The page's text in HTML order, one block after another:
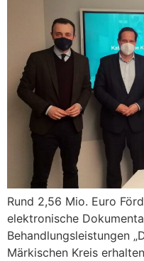
Rund 2,56 Mio. Euro
elektronische
Behandlungsleistungen
Märkischen Kreis